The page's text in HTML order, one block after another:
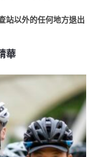
站以外的任何地方退出
華